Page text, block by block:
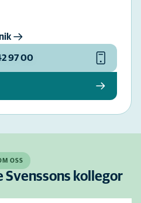
97 00
OSS
Svenssons kollegor